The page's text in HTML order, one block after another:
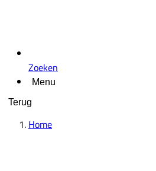
Zoeken
Menu
Terug
Home